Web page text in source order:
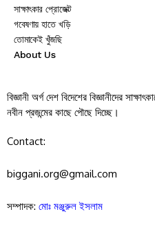
সাক্ষাৎকার প্রোজেক্ট
গবেষণায় হাতে খড়ি
তোমাকেই খুঁজছি
About Us
বিজ্ঞানী অর্গ দেশ বিদেশের বিজ্ঞানীদের
নবীন প্রজন্মের কাছে পৌছে দিচ্ছে।
Contact:
biggani.org@gmail.com
সম্পাদক: মোঃ মঞ্জুরুল ইসলাম